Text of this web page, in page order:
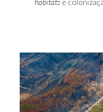
e